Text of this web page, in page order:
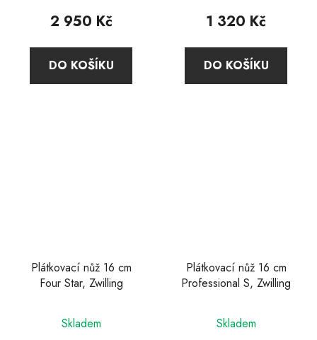
produktu
4,2
z
2 950 Kč
DO KOŠÍKU
1 320 Kč
DO KOŠÍKU
Plátkovací nůž 16 cm
Four Star, Zwilling
Skladem
Plátkovací nůž 16 cm
Professional S, Zwilling
hodnocení
Skladem